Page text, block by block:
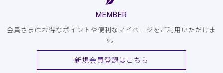
MEMBER
会員さまはお得なポイントや便利なマイページをご利用いただけま
す。
新規会員登録はこちら